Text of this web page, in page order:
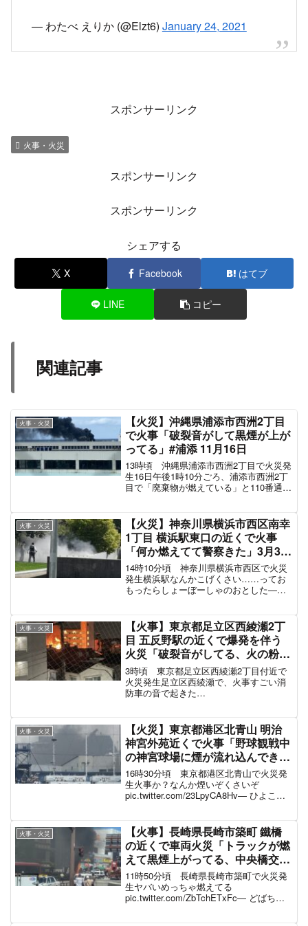
— わたべ えりか (@Elzt6) January 24, 2021
スポンサーリンク
火事・火災
スポンサーリンク
スポンサーリンク
シェアする
X Facebook はてブ
LINE コピー
関連記事
火事・火災
【火災】沖縄県浦添市西洲2丁目
で火事「破裂音がして黒煙が上が
ってる」#浦添 11月16日
13時頃 沖縄県浦添市西洲2丁目で火災発
生16日午後1時10分ごろ、浦添市西洲2丁
目で「廃棄物が燃えている」と110番通報
少なくとも消防車両5台以上が出動し、午
後1時5...
火事・火災
【火災】神奈川県横浜市西区南幸
1丁目 横浜駅東口の近くで火事
「何か燃えてて警察きた」3月31
日
14時10分頃 神奈川県横浜市西区で火災
発生横浜駅なんかこげくさい……ってお
もったらしょーぼーしゃのおとした—
(@junsan045) Ma...
火事・火災
【火事】東京都足立区西綾瀬2丁
目 五反野駅の近くで爆発を伴う
火災「破裂音がしてる、火の粉が
飛び散っててヤバイ」6月3日
3時頃 東京都足立区西綾瀬2丁目付近で
火災発生足立区西綾瀬で、火事すごい消
防車の音で起きた
すと、この火事で、店舗...
火事・火災
【火災】東京都港区北青山 明治
神宮外苑近くで火事「野球観戦中
の神宮球場に煙が流れ込んできて
焦げ臭い」「青山通りに消防車集
結、外苑前駅周辺が一部通行止め
で渋滞」6月7日
16時30分頃 東京都港区北青山で火災発
生火事か？なんか煙いぞくさいぞ
pic.twitter.com/23LpyCA8Hv— ひよこ
後...
火事・火災
【火事】長崎県長崎市築町 鐵橋
の近くで車両火災「トラックが燃
えて黒煙上がってる、中央橋交差
点あたりで交通規制」#長崎 9月
13日
11時50分頃 長崎県長崎市築町で火災発
生ヤバいめっちゃ燃えてる
pic.twitter.com/ZbTchETxFc— どばちゃ